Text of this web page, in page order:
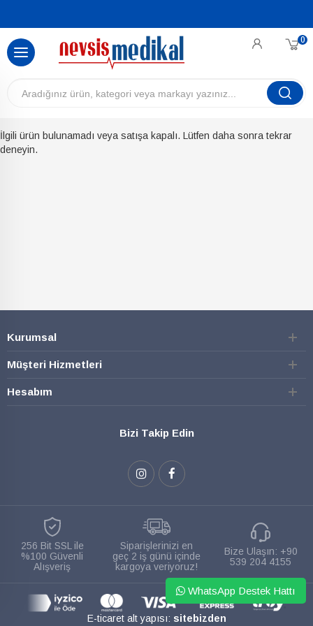
0
İlgili ürün bulunamadı veya satışa kapalı. Lütfen daha sonra tekrar
deneyin.
Kurumsal
Müşteri Hizmetleri
Hesabım
Bizi Takip Edin
256 Bit SSL ile
%100 Güvenli
Alışveriş
Siparişlerinizi en
geç 2 iş günü içinde
kargoya veriyoruz!
Bize Ulaşın: +90
539 204 4155
E-ticaret alt yapısı: sitebizden
WhatsApp Destek Hattı